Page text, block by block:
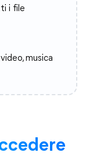
i file
musica